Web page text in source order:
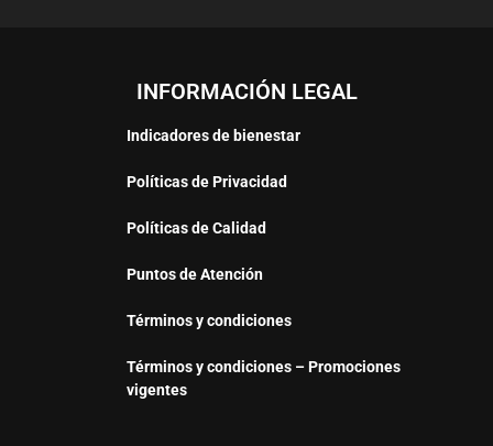
INFORMACIÓN LEGAL
Indicadores de bienestar
Políticas de Privacidad
Políticas de Calidad
Puntos de Atención
Términos y condiciones
Términos y condiciones – Promociones
vigentes